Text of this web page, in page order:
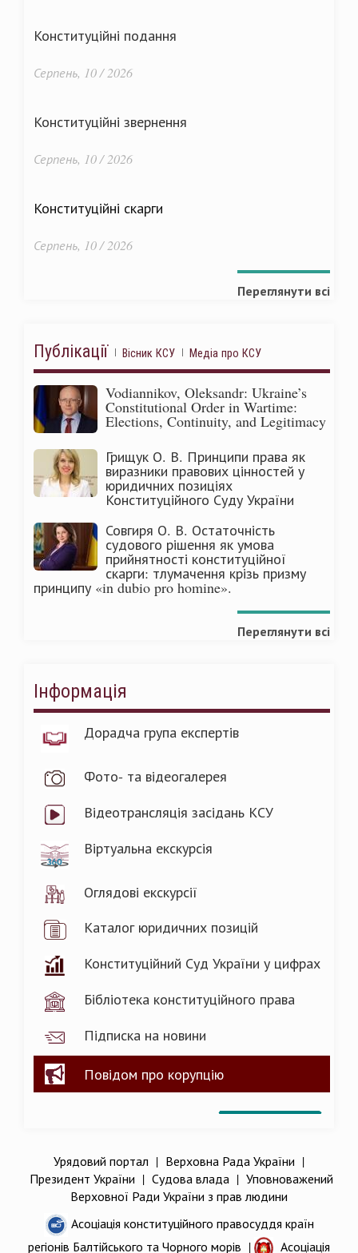
Конституційні подання
Серпень, 10 / 2026
Конституційні звернення
Серпень, 10 / 2026
Конституційні скарги
Серпень, 10 / 2026
Переглянути всі
Публікації Вісник КСУ Медіа про КСУ
Vodiannikov, Oleksandr: Ukraine’s
Constitutional Order in Wartime:
Elections, Continuity, and Legitimacy
Грищук О. В. Принципи права як
виразники правових цінностей у
юридичних позиціях
Конституційного Суду України
Совгиря О. В. Остаточність
судового рішення як умова
прийнятності конституційної
скарги: тлумачення крізь призму
принципу «in dubio pro homine».
Переглянути всі
Інформація
Дорадча група експертів
Фото- та відеогалерея
Відеотрансляція засідань КСУ
Віртуальна екскурсія
Оглядові екскурсії
Каталог юридичних позицій
Конституційний Суд України у цифрах
Бібліотека конституційного права
Підписка на новини
Повідом про корупцію
Урядовий портал | Верховна Рада України |
Президент України | Судова влада| Уповноважений
Верховної Ради України з прав людини
Асоціація конституційного правосуддя країн
регіонів Балтійського та Чорного морів |
Асоціація